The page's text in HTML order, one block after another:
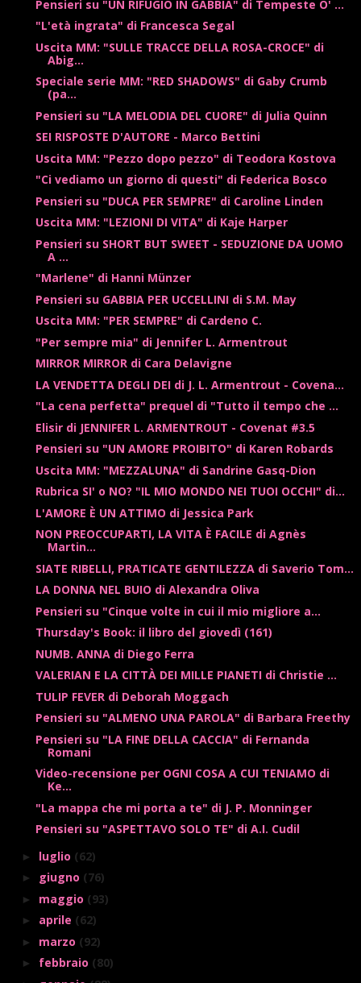
Pensieri su "UN RIFUGIO IN GABBIA" di Tempeste O' ...
"L'età ingrata" di Francesca Segal
Uscita MM: "SULLE TRACCE DELLA ROSA-CROCE" di
Abig...
Speciale serie MM: "RED SHADOWS" di Gaby Crumb
(pa...
Pensieri su "LA MELODIA DEL CUORE" di Julia Quinn
SEI RISPOSTE D'AUTORE - Marco Bettini
Uscita MM: "Pezzo dopo pezzo" di Teodora Kostova
"Ci vediamo un giorno di questi" di Federica Bosco
Pensieri su "DUCA PER SEMPRE" di Caroline Linden
Uscita MM: "LEZIONI DI VITA" di Kaje Harper
Pensieri su SHORT BUT SWEET - SEDUZIONE DA UOMO
A ...
"Marlene" di Hanni Münzer
Pensieri su GABBIA PER UCCELLINI di S.M. May
Uscita MM: "PER SEMPRE" di Cardeno C.
"Per sempre mia" di Jennifer L. Armentrout
MIRROR MIRROR di Cara Delavigne
LA VENDETTA DEGLI DEI di J. L. Armentrout - Covena...
"La cena perfetta" prequel di "Tutto il tempo che ...
Elisir di JENNIFER L. ARMENTROUT - Covenat #3.5
Pensieri su "UN AMORE PROIBITO" di Karen Robards
Uscita MM: "MEZZALUNA" di Sandrine Gasq-Dion
Rubrica SI' o NO? "IL MIO MONDO NEI TUOI OCCHI" di...
L'AMORE È UN ATTIMO di Jessica Park
NON PREOCCUPARTI, LA VITA È FACILE di Agnès
Martin...
SIATE RIBELLI, PRATICATE GENTILEZZA di Saverio Tom...
LA DONNA NEL BUIO di Alexandra Oliva
Pensieri su "Cinque volte in cui il mio migliore a...
Thursday's Book: il libro del giovedì (161)
NUMB. ANNA di Diego Ferra
VALERIAN E LA CITTÀ DEI MILLE PIANETI di Christie ...
TULIP FEVER di Deborah Moggach
Pensieri su "ALMENO UNA PAROLA" di Barbara Freethy
Pensieri su "LA FINE DELLA CACCIA" di Fernanda
Romani
Video-recensione per OGNI COSA A CUI TENIAMO di
Ke...
"La mappa che mi porta a te" di J. P. Monninger
Pensieri su "ASPETTAVO SOLO TE" di A.I. Cudil
► luglio (62)
► giugno (76)
► maggio (93)
► aprile (62)
► marzo (92)
► febbraio (80)